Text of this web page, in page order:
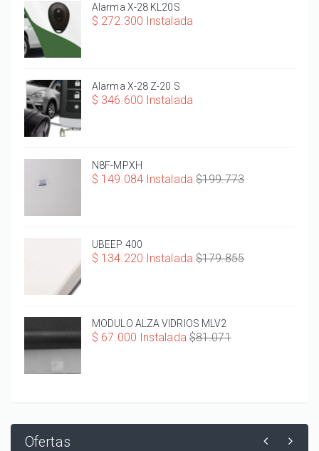
Alarma X-28 KL20S
$ 272.300 Instalada
Alarma X-28 Z-20 S
$ 346.600 Instalada
N8F-MPXH
$ 149.084 Instalada $199.773
UBEEP 400
$ 134.220 Instalada $179.855
MODULO ALZA VIDRIOS MLV2
$ 67.000 Instalada $81.071
Ofertas